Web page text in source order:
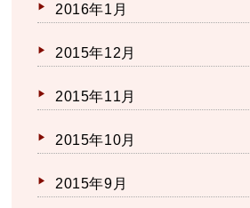
2016年1月
2015年12月
2015年11月
2015年10月
2015年9月